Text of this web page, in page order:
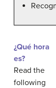
¿Qué hora
es?
Read the
following